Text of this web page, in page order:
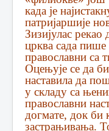
када је
патријаршије
Зизијулас рекао
црква сада
православни са
Оцењује се да
наставила да
у складу са
православни
догмате, док би
застрањивања.